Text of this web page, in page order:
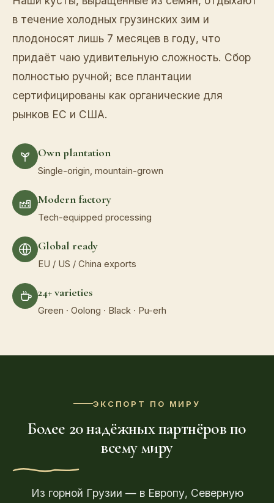
в течение холодных грузинских зим и
плодоносят лишь 7 месяцев в году, что
придаёт чаю удивительную сложность. Сбор
полностью ручной; все плантации
сертифицированы как органические для
рынков ЕС и США.
Own plantation
Single-origin, mountain-grown
Modern factory
Tech-equipped processing
Global ready
EU / US / China exports
24+ varieties
Green · Oolong · Black · Pu-erh
ЭКСПОРТ ПО МИРУ
Более 20 надёжных партнёров по
всему миру
Из горной Грузии — в Европу, Северную